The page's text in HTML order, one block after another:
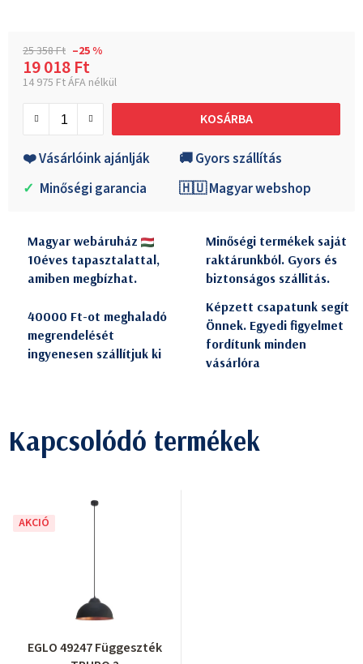
25 358 Ft –25 %
19 018 Ft
14 975 Ft ÁFA nélkül
KOSÁRBA
❤️ Vásárlóink ajánlják
🚚 Gyors szállítás
✓ Minőségi garancia 🇭🇺 Magyar webshop
Magyar webáruház
10éves tapasztalattal,
amiben megbízhat.
Minőségi termékek saját
raktárunkból. Gyors és
biztonságos szállitás.
40000 Ft-ot meghaladó
megrendelését
ingyenesen szállítjuk ki
Képzett csapatunk segít
Önnek. Egyedi figyelmet
fordítunk minden
vásárlóra
Kapcsolódó termékek
AKCIÓ
EGLO 49247 Függeszték